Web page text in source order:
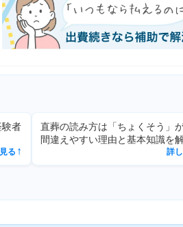
直葬の読み方は「ちょくそう」が正解！
間違えやすい理由と基本知識を解説
詳しく見る↗